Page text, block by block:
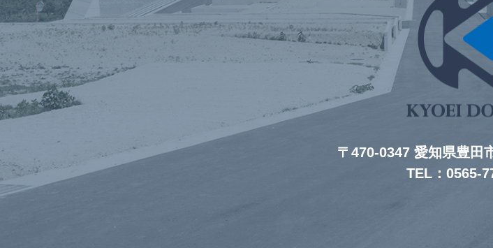
〒470-0347 愛知県豊田
TEL：0565-